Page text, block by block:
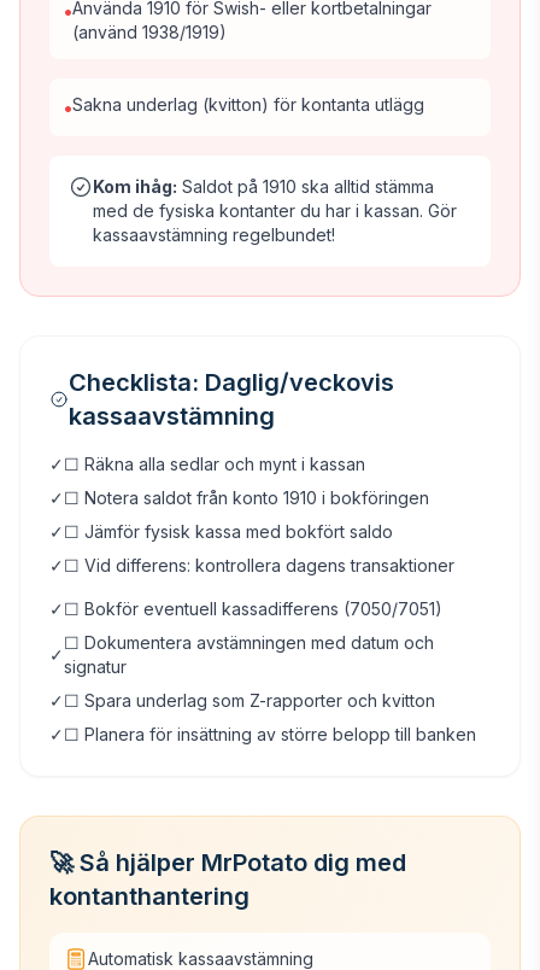
•Använda 1910 för Swish- eller kortbetalningar
(använd 1938/1919)
•Sakna underlag (kvitton) för kontanta utlägg
Kom ihåg: Saldot på 1910 ska alltid stämma
med de fysiska kontanter du har i kassan. Gör
kassaavstämning regelbundet!
Checklista: Daglig/veckovis
kassaavstämning
✓☐ Räkna alla sedlar och mynt i kassan
✓☐ Notera saldot från konto 1910 i bokföringen
✓☐ Jämför fysisk kassa med bokfört saldo
✓☐ Vid differens: kontrollera dagens transaktioner
✓☐ Bokför eventuell kassadifferens (7050/7051)
✓
☐ Dokumentera avstämningen med datum och
signatur
✓☐ Spara underlag som Z-rapporter och kvitton
✓☐ Planera för insättning av större belopp till banken
🚀 Så hjälper MrPotato dig med
kontanthantering
Automatisk kassaavstämning